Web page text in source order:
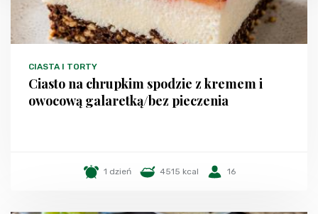
CIASTA I TORTY
Ciasto na chrupkim spodzie z kremem i
owocową galaretką/bez pieczenia
1 dzień 4515 kcal 16